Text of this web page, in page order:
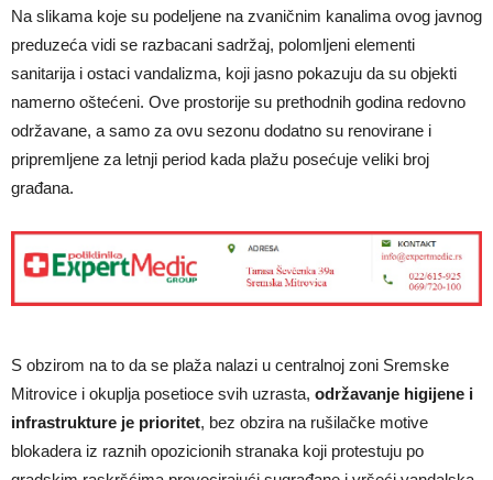
Na slikama koje su podeljene na zvaničnim kanalima ovog javnog
preduzeća vidi se razbacani sadržaj, polomljeni elementi
sanitarija i ostaci vandalizma, koji jasno pokazuju da su objekti
namerno oštećeni. Ove prostorije su prethodnih godina redovno
održavane, a samo za ovu sezonu dodatno su renovirane i
pripremljene za letnji period kada plažu posećuje veliki broj
građana.
S obzirom na to da se plaža nalazi u centralnoj zoni Sremske
Mitrovice i okuplja posetioce svih uzrasta, održavanje higijene i
infrastrukture je prioritet, bez obzira na rušilačke motive
blokadera iz raznih opozicionih stranaka koji protestuju po